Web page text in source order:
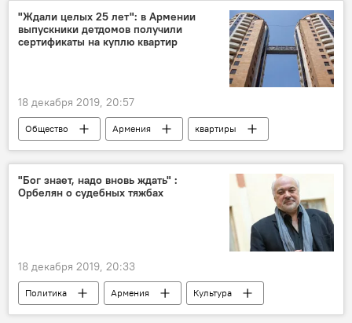
соглашение
ЕС
"Ждали целых 25 лет": в Армении
выпускники детдомов получили
сертификаты на куплю квартир
18 декабря 2019, 20:57
Общество Армения
квартиры
детский дом
Заруи Батоян
"Бог знает, надо вновь ждать" :
Орбелян о судебных тяжбах
18 декабря 2019, 20:33
Политика Армения
Культура
Константин Орбелян
оперный театр